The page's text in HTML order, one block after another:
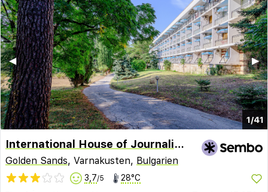
1/41
▶︎
◀︎
International House of Journalists
Golden Sands, Varnakusten, Bulgarien
3,7/5 28°C